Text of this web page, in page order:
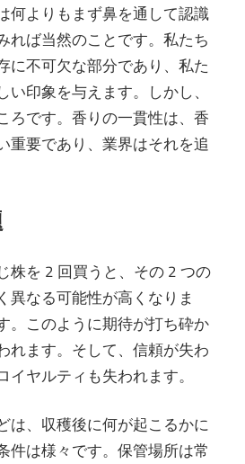
何よりもまず鼻を通して認識
れば当然のことです。私たち
に不可欠な部分であり、私た
印象を与えます。しかし、
ろです。香りの一貫性は、香
重要であり、業界はそれを追
株を 2 回買うと、その 2 つの
異なる可能性が高くなりま
。このように期待が打ち砕か
れます。そして、信頼が失わ
ヤルティも失われます。
は、収穫後に何が起こるかに
件は様々です。保管場所は常